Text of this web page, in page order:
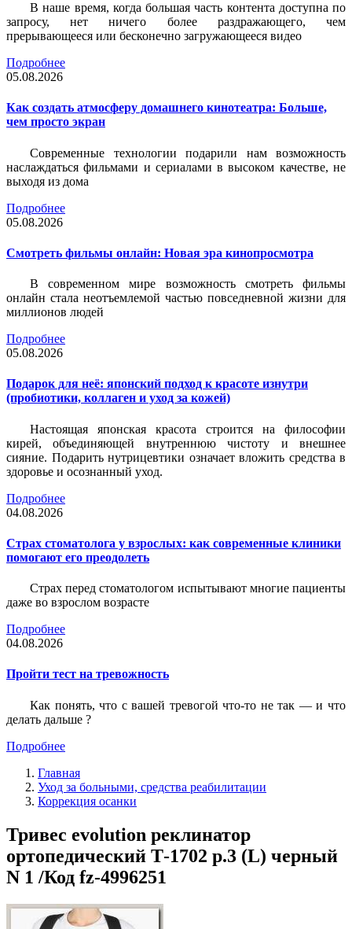
В наше время, когда большая часть контента доступна по
запросу, нет ничего более раздражающего, чем
прерывающееся или бесконечно загружающееся видео
Подробнее
05.08.2026
Как создать атмосферу домашнего кинотеатра: Больше,
чем просто экран
Современные технологии подарили нам возможность
наслаждаться фильмами и сериалами в высоком качестве, не
выходя из дома
Подробнее
05.08.2026
Смотреть фильмы онлайн: Новая эра кинопросмотра
В современном мире возможность смотреть фильмы
онлайн стала неотъемлемой частью повседневной жизни для
миллионов людей
Подробнее
05.08.2026
Подарок для неё: японский подход к красоте изнутри
(пробиотики, коллаген и уход за кожей)
Настоящая японская красота строится на философии
кирей, объединяющей внутреннюю чистоту и внешнее
сияние. Подарить нутрицевтики означает вложить средства в
здоровье и осознанный уход.
Подробнее
04.08.2026
Страх стоматолога у взрослых: как современные клиники
помогают его преодолеть
Страх перед стоматологом испытывают многие пациенты
даже во взрослом возрасте
Подробнее
04.08.2026
Пройти тест на тревожность
Как понять, что с вашей тревогой что-то не так — и что
делать дальше ?
Подробнее
Главная
Уход за больными, средства реабилитации
Коррекция осанки
Тривес evolution реклинатор
ортопедический Т-1702 р.3 (L) черный
N 1 /Код fz-4996251